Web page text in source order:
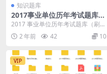
知识题库
2017事业单位历年考试题库，
共268页（重点刷题必看）
2017 事业单位历年考试题库（刷题
必看） 第 1 题 下列关于国际组织的
表述不...
2 年前 42 10
VIP